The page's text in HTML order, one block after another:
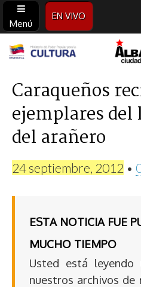
Menú
EN VIVO
Alba
Ciudad
96.3
FM
Caraqueños
ejemplares
del arañero
24 septiembre, 2012 •
ESTA NOTICIA FUE
MUCHO TIEMPO
Usted está leyendo
nuestros archivos de